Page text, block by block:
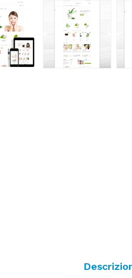
Carrello
Email
Loyalty,
Affiliate (punto
Ricompensa)
149,99 €